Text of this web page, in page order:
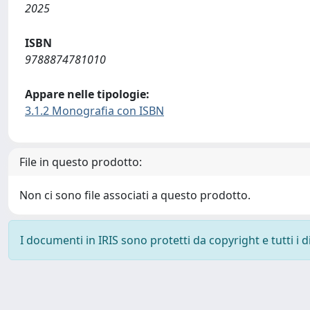
2025
ISBN
9788874781010
Appare nelle tipologie:
3.1.2 Monografia con ISBN
File in questo prodotto:
Non ci sono file associati a questo prodotto.
I documenti in IRIS sono protetti da copyright e tutti i